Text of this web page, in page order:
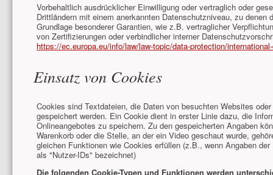
Vorbehaltlich ausdrücklicher Einwilligung oder vertraglich oder
Drittländern mit einem anerkannten Datenschutzniveau, zu
Grundlage besonderer Garantien, wie z.B. vertraglicher
von Zertifizierungen oder verbindlicher interner
https://ec.europa.eu/info/law/law-topic/data-protection/
Einsatz von Cookies
Cookies sind Textdateien, die Daten von besuchten Websites
gespeichert werden. Ein Cookie dient in erster Linie dazu, die
Onlineangebotes zu speichern. Zu den gespeicherten Angaben
Warenkorb oder die Stelle, an der ein Video geschaut wurde,
gleichen Funktionen wie Cookies erfüllen (z.B., wenn Angaben
als "Nutzer-IDs" bezeichnet)
Die folgenden Cookie-Typen und Funktionen werden